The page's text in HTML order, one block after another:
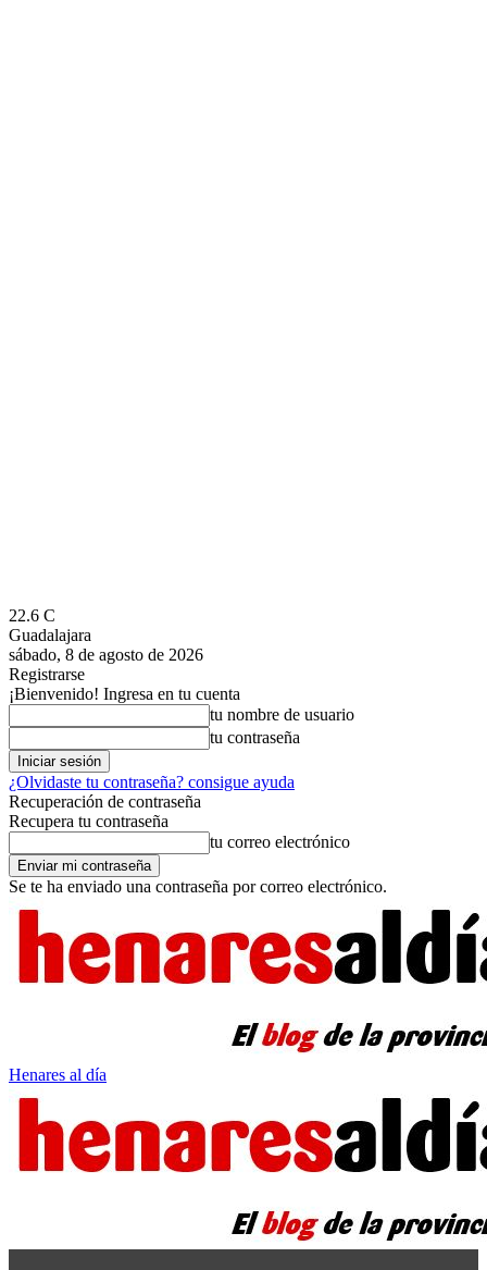
22.6 C
Guadalajara
sábado, 8 de agosto de 2026
Registrarse
¡Bienvenido! Ingresa en tu cuenta
tu nombre de usuario
tu contraseña
¿Olvidaste tu contraseña? consigue ayuda
Recuperación de contraseña
Recupera tu contraseña
tu correo electrónico
Se te ha enviado una contraseña por correo electrónico.
Henares al día